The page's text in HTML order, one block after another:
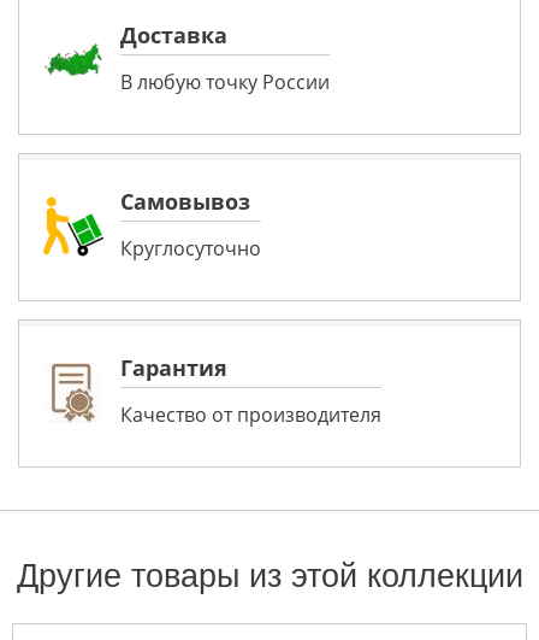
Доставка
В любую точку России
Самовывоз
Круглосуточно
Гарантия
Качество от производителя
Другие товары из этой коллекции